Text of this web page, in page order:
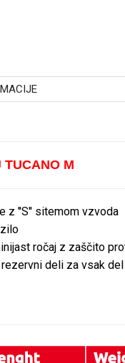
TUCANO M
z ''S'' sitemom vzvoda
ročaj z zaščito
deli za vsak